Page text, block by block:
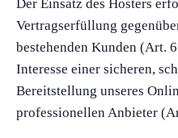
Der Einsatz des Hosters
Vertragserfüllung
bestehenden Kunden (Art.
Interesse einer sicheren,
Bereitstellung unseres
professionellen Anbieter